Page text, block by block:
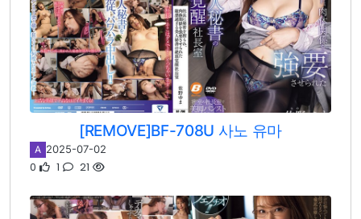
[REMOVE]BF-708U 사노 유마
A 2025-07-02
0 1 21